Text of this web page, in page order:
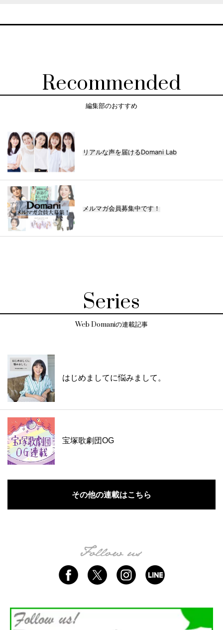
Recommended
編集部のおすすめ
リアルな声を届けるDomani Lab
メルマガ会員募集中です！
Series
Web Domaniの連載記事
はじめましてに悩みまして。
宝塚歌劇団OG
その他の連載はこちら